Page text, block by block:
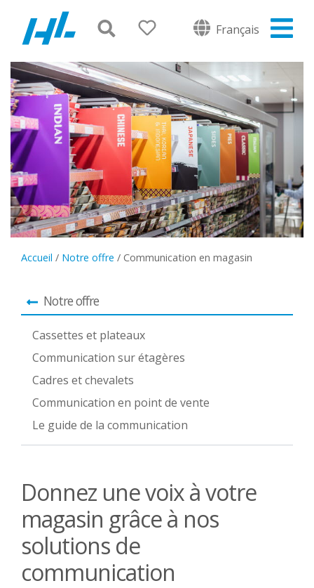
Français
Accueil / Notre offre / Communication en magasin
Notre offre
Cassettes et plateaux
Communication sur étagères
Cadres et chevalets
Communication en point de vente
Le guide de la communication
Donnez une voix à votre
magasin grâce à nos
solutions de
communication